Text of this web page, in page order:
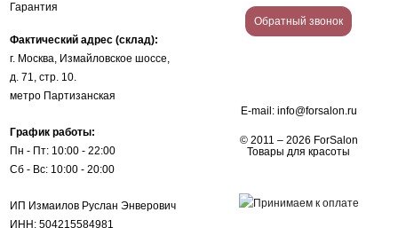
Гарантия
Фактический адрес (склад):
г. Москва, Измайловское шоссе,
д. 71, стр. 10.
метро Партизанская
График работы:
Пн - Пт: 10:00 - 22:00
Сб - Вс: 10:00 - 20:00
ИП Измаилов Руслан Энверович
ИНН: 504215584981
Обратный звонок
E-mail: info@forsalon.ru
© 2011 – 2026 ForSalon
Товары для красоты